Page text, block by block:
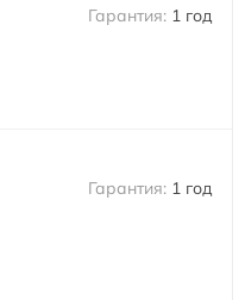
1 год
1 год